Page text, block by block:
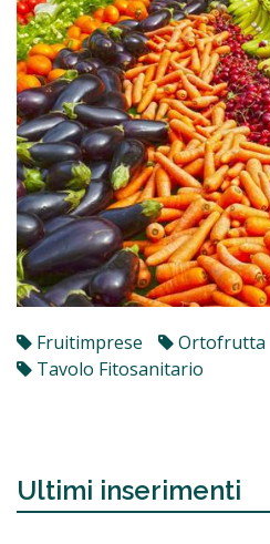
Fruitimprese Ortofrutta
Tavolo Fitosanitario
Ultimi inserimenti